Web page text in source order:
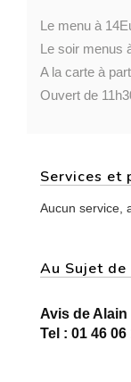
Le menu à
Le soir menus
A la carte à
Ouvert de
Services et
Aucun service,
Au Sujet
Avis de Alain
Tel : 01 46 06